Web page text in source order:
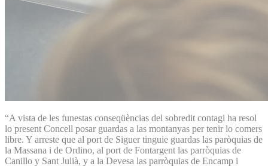
“A vista de les funestas conseqüèncias del sobredit contagi ha resol
lo present Concell posar guardas a las montanyas per tenir lo comers
libre. Y arreste que al port de Siguer tinguie guardas las paròquias de
la Massana i de Ordino, al port de Fontargent las parròquias de
Canillo y Sant Julià, y a la Devesa las parròquias de Encamp i